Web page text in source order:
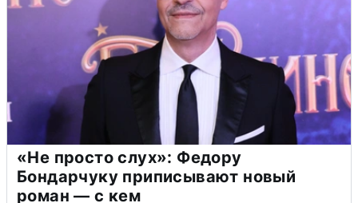
«Не просто слух»: Федору
Бондарчуку приписывают новый
роман — с кем